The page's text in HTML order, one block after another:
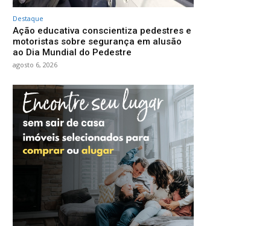
Destaque
Ação educativa conscientiza pedestres e
motoristas sobre segurança em alusão
ao Dia Mundial do Pedestre
agosto 6, 2026